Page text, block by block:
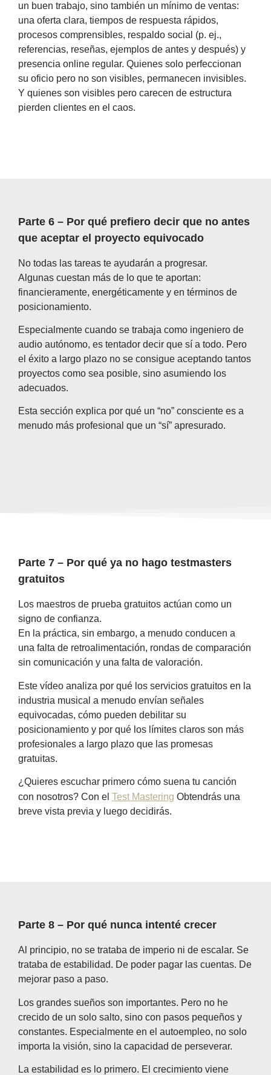
un buen trabajo, sino también un mínimo de ventas:
una oferta clara, tiempos de respuesta rápidos,
procesos comprensibles, respaldo social (p. ej.,
referencias, reseñas, ejemplos de antes y después) y
presencia online regular. Quienes solo perfeccionan
su oficio pero no son visibles, permanecen invisibles.
Y quienes son visibles pero carecen de estructura
pierden clientes en el caos.
Parte 6 – Por qué prefiero decir que no antes
que aceptar el proyecto equivocado
No todas las tareas te ayudarán a progresar.
Algunas cuestan más de lo que te aportan:
financieramente, energéticamente y en términos de
posicionamiento.
Especialmente cuando se trabaja como ingeniero de
audio autónomo, es tentador decir que sí a todo. Pero
el éxito a largo plazo no se consigue aceptando tantos
proyectos como sea posible, sino asumiendo los
adecuados.
Esta sección explica por qué un “no” consciente es a
menudo más profesional que un “sí” apresurado.
Parte 7 – Por qué ya no hago testmasters
gratuitos
Los maestros de prueba gratuitos actúan como un
signo de confianza.
En la práctica, sin embargo, a menudo conducen a
una falta de retroalimentación, rondas de comparación
sin comunicación y una falta de valoración.
Este vídeo analiza por qué los servicios gratuitos en la
industria musical a menudo envían señales
equivocadas, cómo pueden debilitar su
posicionamiento y por qué los límites claros son más
profesionales a largo plazo que las promesas
gratuitas.
¿Quieres escuchar primero cómo suena tu canción
con nosotros? Con el Test Mastering Obtendrás una
breve vista previa y luego decidirás.
Parte 8 – Por qué nunca intenté crecer
Al principio, no se trataba de imperio ni de escalar. Se
trataba de estabilidad. De poder pagar las cuentas. De
mejorar paso a paso.
Los grandes sueños son importantes. Pero no he
crecido de un solo salto, sino con pasos pequeños y
constantes. Especialmente en el autoempleo, no solo
importa la visión, sino la capacidad de perseverar.
La estabilidad es lo primero. El crecimiento viene